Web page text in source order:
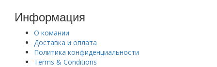
Информация
О комании
Доставка и оплата
Политика конфиденциальности
Terms & Conditions